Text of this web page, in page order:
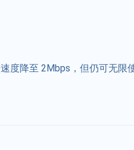
度降至 2Mbps，但仍可无限